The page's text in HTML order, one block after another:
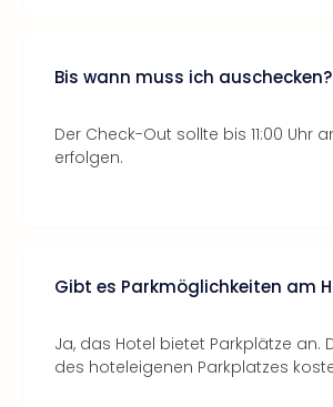
Bis wann muss ich auschecken?
Der Check-Out sollte bis 11:00 Uhr
erfolgen.
Gibt es Parkmöglichkeiten am
Ja, das Hotel bietet Parkplätze an.
des hoteleigenen Parkplatzes